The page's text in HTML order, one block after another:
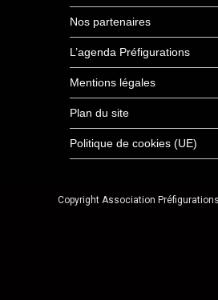
Nos partenaires
L’agenda Préfigurations
Mentions légales
Plan du site
Politique de cookies (UE)
Copyright Association